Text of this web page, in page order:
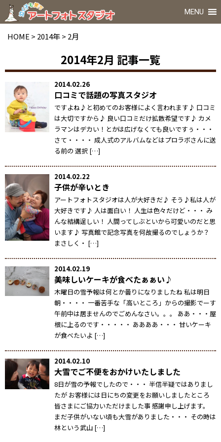
MENU
HOME > 2014年> 2月
2014年2月 記事一覧
2014.02.26
口コミで話題の写真スタジオ
ですよね♪と初めてのお客様によく言われます♪ 口コミ
は大切ですから♪ 良い口コミだけ拡散希望です♪ カメ
ラマンはデカい！とかは広げなくても良いですぅ・・・
さて・・・・ 成人式のアルバムなどはプロラボさんに送
る前の 選択 […]
2014.02.22
子供が辛いとき
アートフォトスタジオは人が大好きだ♪ そう♪私は人が
大好きです♪ 人は面白い！ 人生は色々だけど・・・ み
んな結構逞しい！ 人間ってしぶといから可愛いのだと思
います♪ 写真館で記念写真を何故撮るのでしょうか？
まさしく・ […]
2014.02.19
美味しいケーキが食べたぁぁい♪
木曜日の雪予報は何とか曇りになりましたね 私は明日
朝・・・・ 一番苦手な「高いところ」からの撮影でーす
午前中は居ませんのでごめんなさい。。。 ああ・・・屋
根に上るのです・・・・・ ああああ・・・ 甘いケーキ
が食べたいよ […]
2014.02.10
大雪でご不便をおかけいたしました
8日が雪の予報でしたので・・・ 半信半疑ではありまし
たが お客様には日にちの変更をお願いしましたところ
皆さまにご協力いただけました事 感謝申し上げます。
まだ子供がいない頃も大雪がありました・・・ その時は
林という武山 […]